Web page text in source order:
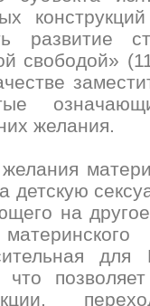
развитие
свободой»
желания.
на